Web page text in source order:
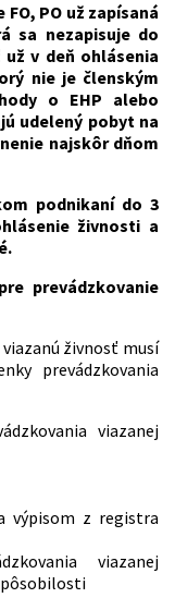
PO už zapísaná
sa nezapisuje do
v deň ohlásenia
nie je členským
o EHP alebo
udelený pobyt na
najskôr dňom
podnikaní do 3
živnosti a
prevádzkovanie
živnosť musí
prevádzkovania
viazanej
výpisom z registra
viazanej